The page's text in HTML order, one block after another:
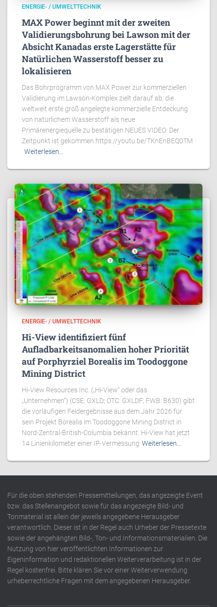
ENERGIE- / UMWELTTECHNIK
MAX Power beginnt mit der zweiten
Validierungsbohrung bei Lawson mit der
Absicht Kanadas erste Lagerstätte für
Natürlichen Wasserstoff besser zu
lokalisieren
Das Bohrprogramm von MAX Power zur kommerziellen
Validierung im Lawson-Komplex zielt darauf ab, die
weltweit erste groß angelegte kommerzielle Entdeckung
von natürlichem Wasserstoff als neue
Primärenergiequelle zu bestätigen NEUES VIDEO: Der
Zeitpunkt ist gekommen https://youtu.be/TKnEnBEQ0TM
Weiterlesen…
ENERGIE- / UMWELTTECHNIK
Hi-View identifiziert fünf
Aufladbarkeitsanomalien hoher Priorität
auf Porphyrziel Borealis im Toodoggone
Mining District
Hi-View Resources Inc. („Hi-View“ oder das
„Unternehmen“) (CSE: GXLD; OTC: GXLDF; FWB: B630) gibt
die vorläufigen Feldergebnisse aus dem Jahr 2026 für
sein Projekt Borealis im Toodoggone Mining District in
Nord-Zentral-British-Columbia bekannt. Hi-View hat jetzt
14 Linienkilometer einer IP-Vermessung Weiterlesen…
Für die oben stehenden Pressemitteilungen, das angezeigte Event
bzw. das Stellenangebot sowie für das angezeigte Bild- und
Tonmaterial ist allein der jeweils angegebene Herausgeber
verantwortlich. Dieser ist in der Regel auch Urheber der Pressetexte
sowie der angehängten Bild-, Ton- und Informationsmaterialien. Die
Nutzung von hier veröffentlichten Informationen zur
Eigeninformation und redaktionellen Weiterverarbeitung ist in der
Regel kostenfrei. Bitte klären Sie vor einer Weiterverwendung
urheberrechtliche Fragen mit dem angegebenen Herausgeber.